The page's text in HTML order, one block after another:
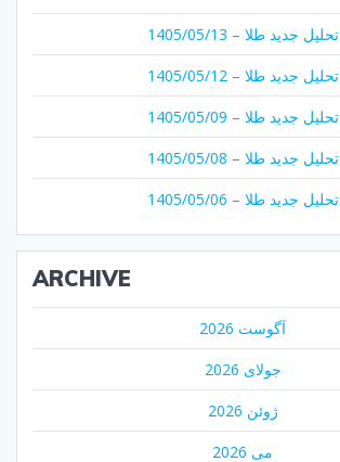
تحلیل جدید طلا – 1405/05/13
تحلیل جدید طلا – 1405/05/12
تحلیل جدید طلا – 1405/05/09
تحلیل جدید طلا – 1405/05/08
تحلیل جدید طلا – 1405/05/06
ARCHIVE
آگوست 2026
جولای 2026
ژوئن 2026
می 2026